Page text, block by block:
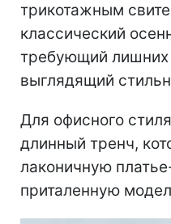
трикотажным
классический
требующий лишних
выглядящий
Для офисного
длинный тренч,
лаконичную
приталенную